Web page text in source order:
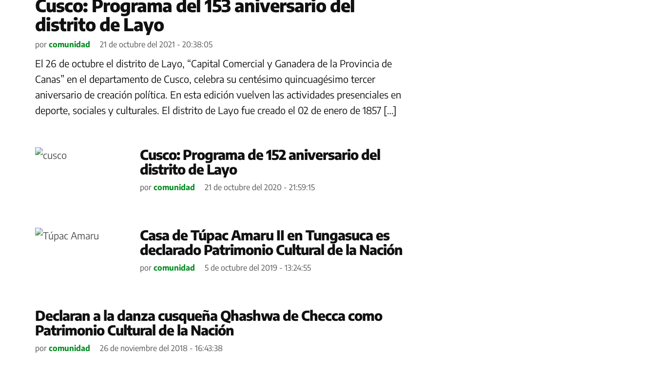
Cusco: Programa del 153 aniversario del
distrito de Layo
por comunidad 21 de octubre del 2021 - 20:38:05
El 26 de octubre el distrito de Layo, “Capital Comercial y Ganadera de la Provincia de
Canas” en el departamento de Cusco, celebra su centésimo quincuagésimo tercer
aniversario de creación política. En esta edición vuelven las actividades presenciales en
deporte, sociales y culturales. El distrito de Layo fue creado el 02 de enero de 1857 […]
Cusco: Programa de 152 aniversario del
distrito de Layo
por comunidad 21 de octubre del 2020 - 21:59:15
Casa de Túpac Amaru II en Tungasuca es
declarado Patrimonio Cultural de la Nación
por comunidad 5 de octubre del 2019 - 13:24:55
Declaran a la danza cusqueña Qhashwa de Checca como
Patrimonio Cultural de la Nación
por comunidad 26 de noviembre del 2018 - 16:43:38